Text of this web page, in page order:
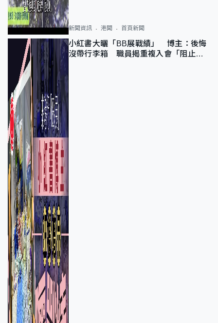
新聞資訊 港聞 首頁新聞
小紅書大曬「BB展戰績」 博主：後悔
沒帶行李箱 職員揭重複入會「阻止唔